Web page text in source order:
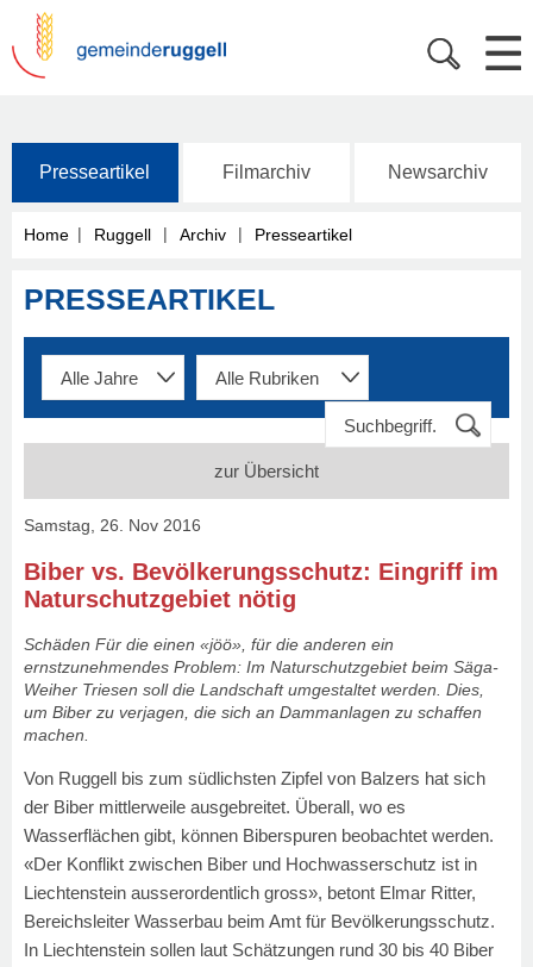
Presseartikel Filmarchiv Newsarchiv
Home | Ruggell | Archiv | Presseartikel
PRESSEARTIKEL
zur Übersicht
Samstag, 26. Nov 2016
Biber vs. Bevölkerungsschutz: Eingriff im
Naturschutzgebiet nötig
Schäden Für die einen «jöö», für die anderen ein
ernstzunehmendes Problem: Im Naturschutzgebiet beim Säga-
Weiher Triesen soll die Landschaft umgestaltet werden. Dies,
um Biber zu verjagen, die sich an Dammanlagen zu schaffen
machen.
Von Ruggell bis zum südlichsten Zipfel von Balzers hat sich
der Biber mittlerweile ausgebreitet. Überall, wo es
Wasserflächen gibt, können Biberspuren beobachtet werden.
«Der Konflikt zwischen Biber und Hochwasserschutz ist in
Liechtenstein ausserordentlich gross», betont Elmar Ritter,
Bereichsleiter Wasserbau beim Amt für Bevölkerungsschutz.
In Liechtenstein sollen laut Schätzungen rund 30 bis 40 Biber